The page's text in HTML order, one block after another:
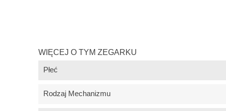
WIĘCEJ O TYM ZEGARKU
Płeć
Rodzaj Mechanizmu